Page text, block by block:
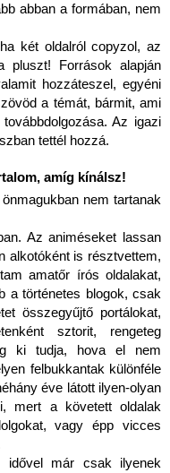
abban a formában, nem
két oldalról copyzol, az
Források alapján
hozzáteszel, egyéni
a témát, bármit, ami
Az igazi
tettél hozzá.
amíg kínálsz!
nem tartanak
Az animéseket lassan
alkotóként is résztvettem,
amatőr írós oldalakat,
a történetes blogok, csak
összegyűjtő portálokat,
sztorit, rengeteg
ki tudja, hova el nem
felbukkantak különféle
éve látott ilyen-olyan
mert a követett oldalak
vagy épp vicces
idővel már csak ilyenek